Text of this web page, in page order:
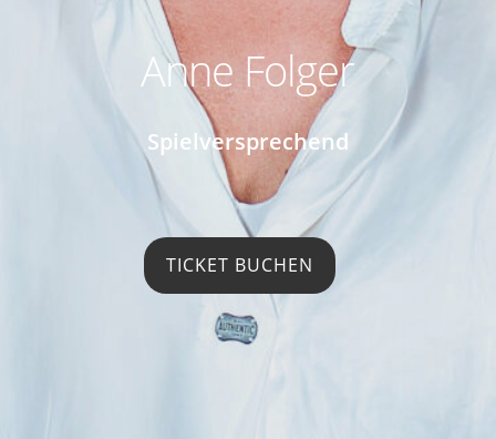
Anne Folger
Spielversprechend
TICKET BUCHEN